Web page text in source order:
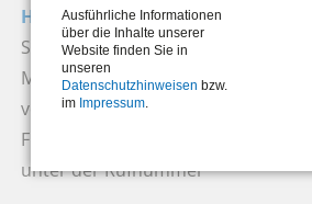
Hotline des Servicecenters
Sie erreichen unser Servicecenter
Montag bis Donnerstag
von 08:00 bis 18:00 Uhr und
Freitag von 08:00 bis 14:00 Uhr
unter der Rufnummer
Ausführliche Informationen
über die Inhalte unserer
Website finden Sie in
unseren
Datenschutzhinweisen bzw.
im Impressum.